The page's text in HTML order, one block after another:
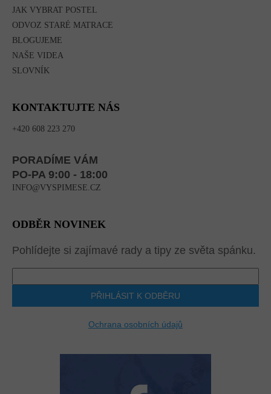
JAK VYBRAT POSTEL
ODVOZ STARÉ MATRACE
BLOGUJEME
NAŠE VIDEA
SLOVNÍK
KONTAKTUJTE NÁS
+420 608 223 270
PORADÍME VÁM
PO-PA 9:00 - 18:00
INFO@VYSPIMESE.CZ
ODBĚR NOVINEK
Pohlídejte si zajímavé rady a tipy ze světa spánku.
PŘIHLÁSIT K ODBĚRU
Ochrana osobních údajů